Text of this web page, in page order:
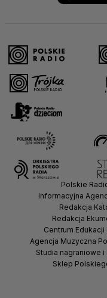
Polskie
Informacyjna
Redakcja
Redakcja
Centrum
Agencja Muzyczna
Studia nagraniowe
Sklep